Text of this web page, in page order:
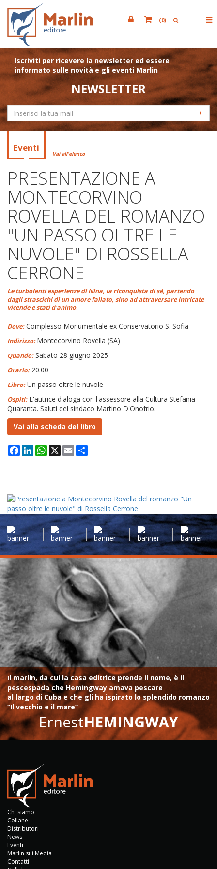
(0)
Iscriviti per ricevere la newsletter ed essere
informato sulle novità e gli eventi Marlin
NEWSLETTER
Eventi
Vai all'elenco
PRESENTAZIONE A
MONTECORVINO
ROVELLA DEL ROMANZO
"UN PASSO OLTRE LE
NUVOLE" DI ROSSELLA
CERRONE
Le turbolenti esperienze di Nina, la riconquista di sé, partendo
dagli strascichi di un amore fallato, sino ad attraversare intricate
vicende e stati d'animo.
Dove:Complesso Monumentale ex Conservatorio S. Sofia
Indirizzo:Montecorvino Rovella (SA)
Quando:Sabato 28 giugno 2025
Orario:20.00
Libro:Un passo oltre le nuvole
Ospiti:L'autrice dialoga con l'assessore alla Cultura Stefania
Quaranta. Saluti del sindaco Martino D'Onofrio.
Vai alla scheda del libro
Facebook
LinkedInWhatsApp
X Email
Il marlin, da cui la casa editrice prende il nome, è il
pescespada che Hemingway amava pescare
al largo di Cuba e che gli ha ispirato lo splendido romanzo
“Il vecchio e il mare”
ErnestHEMINGWAY
Chi siamo
Collane
Distributori
News
Eventi
Marlin sui Media
Contatti